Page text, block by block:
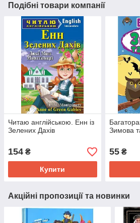
Подібні товари компанії
Читаю англійською. Енн із
Зелених Дахів
154 ₴
Купити
Зимова
55₴
Акційні пропозиції та новинки